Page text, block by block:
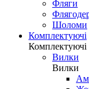
Фляги
Шоломи
Комплектуючі
Комплектуючі
Вилки
Вилки